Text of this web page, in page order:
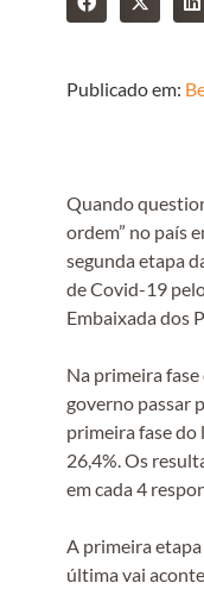
Publicado em:
Quando
ordem” no país
segunda etapa
de Covid-19
Embaixada dos
Na primeira
governo passar
primeira fase do
26,4%. Os
em cada 4
A primeira
última vai